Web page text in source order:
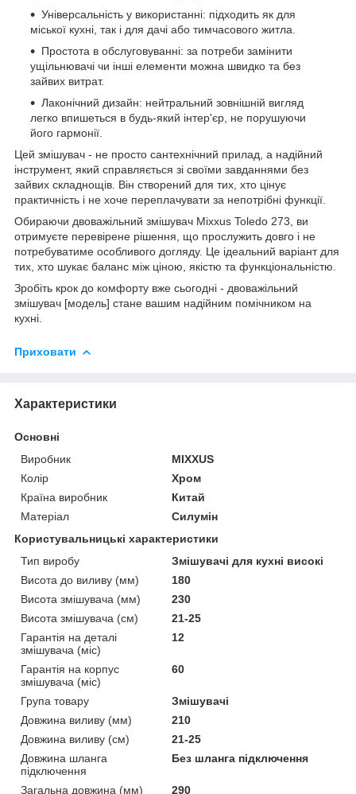
Універсальність у використанні: підходить як для
міської кухні, так і для дачі або тимчасового житла.
Простота в обслуговуванні: за потреби замінити
ущільнювачі чи інші елементи можна швидко та без
зайвих витрат.
Лаконічний дизайн: нейтральний зовнішній вигляд
легко впишеться в будь-який інтер'єр, не порушуючи
його гармонії.
Цей змішувач - не просто сантехнічний прилад, а надійний
інструмент, який справляється зі своїми завданнями без
зайвих складнощів. Він створений для тих, хто цінує
практичність і не хоче переплачувати за непотрібні функції.
Обираючи двоважільний змішувач Mixxus Toledo 273, ви
отримуєте перевірене рішення, що прослужить довго і не
потребуватиме особливого догляду. Це ідеальний варіант для
тих, хто шукає баланс між ціною, якістю та функціональністю.
Зробіть крок до комфорту вже сьогодні - двоважільний
змішувач [модель] стане вашим надійним помічником на
кухні.
Приховати
Характеристики
Основні
Виробник
MIXXUS
Колір
Хром
Країна виробник
Китай
Матеріал
Силумін
Користувальницькі характеристики
Тип виробу
Змішувачі для кухні високі
Висота до виливу (мм)
180
Висота змішувача (мм)
230
Висота змішувача (см)
21-25
Гарантія на деталі
змішувача (міс)
12
Гарантія на корпус
змішувача (міс)
60
Група товару
Змішувачі
Довжина виливу (мм)
210
Довжина виливу (см)
21-25
Довжина шланга
підключення
Без шланга підключення
Загальна довжина (мм) 290